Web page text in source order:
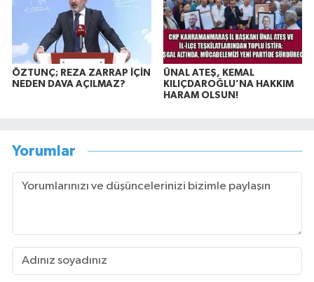
ÖZTUNÇ; REZA ZARRAP İÇİN
NEDEN DAVA AÇILMAZ?
ÜNAL ATEŞ, KEMAL
KILIÇDAROĞLU’NA HAKKIM
HARAM OLSUN!
Yorumlar